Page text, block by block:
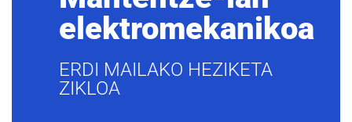
elektromekanikoa
ERDI MAILAKO HEZIKETA
ZIKLOA